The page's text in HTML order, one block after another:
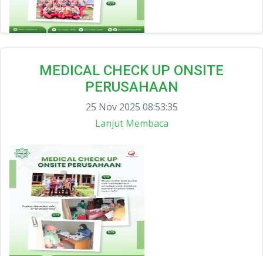
MEDICAL CHECK UP ONSITE
PERUSAHAAN
25 Nov 2025 08:53:35
Lanjut Membaca